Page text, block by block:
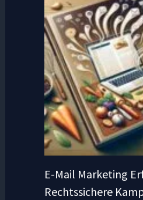
E-Mail Marketing
Rechtssichere